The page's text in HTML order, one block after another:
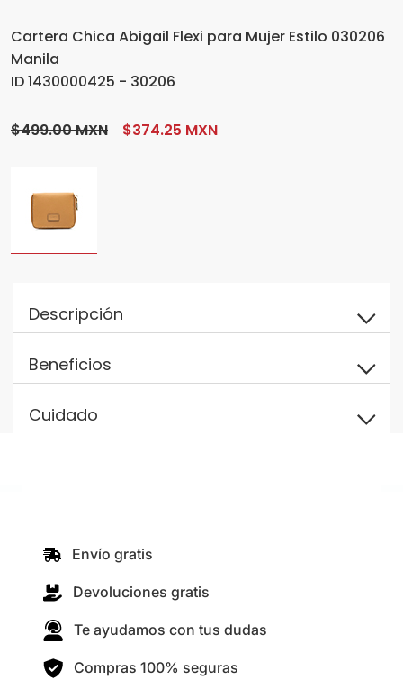
Cartera Chica Abigail Flexi para Mujer Estilo 030206
Manila
ID 1430000425 - 30206
$499.00 MXN $374.25 MXN
Descripción
Beneficios
Cuidado
Envío gratis
Devoluciones gratis
Te ayudamos con tus dudas
Compras 100% seguras